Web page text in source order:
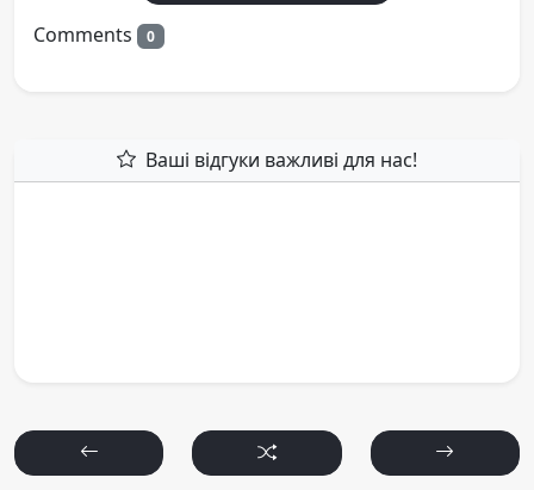
Comments 0
Ваші відгуки важливі для нас!